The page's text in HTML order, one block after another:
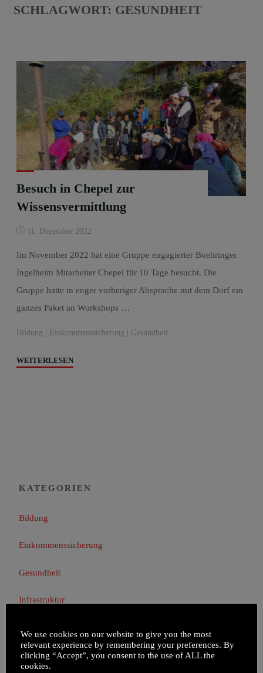
SCHLAGWORT: GESUNDHEIT
Besuch in Chepel zur
Wissensvermittlung
11. Dezember 2022
Im November 2022 hat eine Gruppe engagierter Boehringer
Ingelheim Mitarbeiter Chepel für 10 Tage besucht. Die
Gruppe hatte in enger vorheriger Absprache mit dem Dorf ein
ganzes Paket an Workshops …
Bildung Einkommenssicherung Gesundheit
WEITERLESEN"Besuch
KATEGORIEN
Bildung
Einkommenssicherung
Gesundheit
Infrastruktur
We use cookies on our website to give you the most
relevant experience by remembering your preferences. By
clicking “Accept”, you consent to the use of ALL the
cookies.